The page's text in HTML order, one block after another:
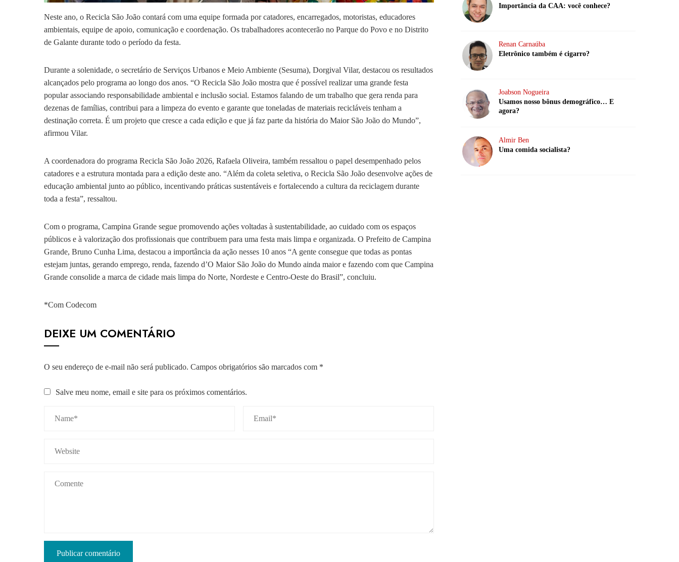
Neste ano, o Recicla São João contará com uma equipe formada por catadores, encarregados, motoristas, educadores
ambientais, equipe de apoio, comunicação e coordenação. Os trabalhadores acontecerão no Parque do Povo e no Distrito
de Galante durante todo o período da festa.
Durante a solenidade, o secretário de Serviços Urbanos e Meio Ambiente (Sesuma), Dorgival Vilar, destacou os resultados
alcançados pelo programa ao longo dos anos. “O Recicla São João mostra que é possível realizar uma grande festa
popular associando responsabilidade ambiental e inclusão social. Estamos falando de um trabalho que gera renda para
dezenas de famílias, contribui para a limpeza do evento e garante que toneladas de materiais recicláveis tenham a
destinação correta. É um projeto que cresce a cada edição e que já faz parte da história do Maior São João do Mundo”,
afirmou Vilar.
A coordenadora do programa Recicla São João 2026, Rafaela Oliveira, também ressaltou o papel desempenhado pelos
catadores e a estrutura montada para a edição deste ano. “Além da coleta seletiva, o Recicla São João desenvolve ações de
educação ambiental junto ao público, incentivando práticas sustentáveis e fortalecendo a cultura da reciclagem durante
toda a festa”, ressaltou.
Com o programa, Campina Grande segue promovendo ações voltadas à sustentabilidade, ao cuidado com os espaços
públicos e à valorização dos profissionais que contribuem para uma festa mais limpa e organizada. O Prefeito de Campina
Grande, Bruno Cunha Lima, destacou a importância da ação nesses 10 anos “A gente consegue que todas as pontas
estejam juntas, gerando emprego, renda, fazendo d’O Maior São João do Mundo ainda maior e fazendo com que Campina
Grande consolide a marca de cidade mais limpa do Norte, Nordeste e Centro-Oeste do Brasil”, concluiu.
*Com Codecom
DEIXE UM COMENTÁRIO
O seu endereço de e-mail não será publicado. Campos obrigatórios são marcados com *
Salve meu nome, email e site para os próximos comentários.
Importância da CAA: você conhece?
Renan Carnaúba
Eletrônico também é cigarro?
Joabson Nogueira
Usamos nosso bônus demográfico… E
agora?
Almir Ben
Uma comida socialista?